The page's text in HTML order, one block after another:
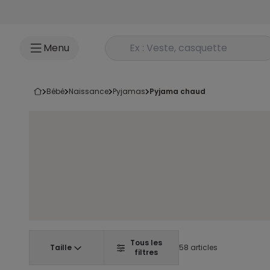
Menu Rechercher un produit
bébé naissance pyjamas pyjama chaud
Taille
Tous les
filtres
58 articles